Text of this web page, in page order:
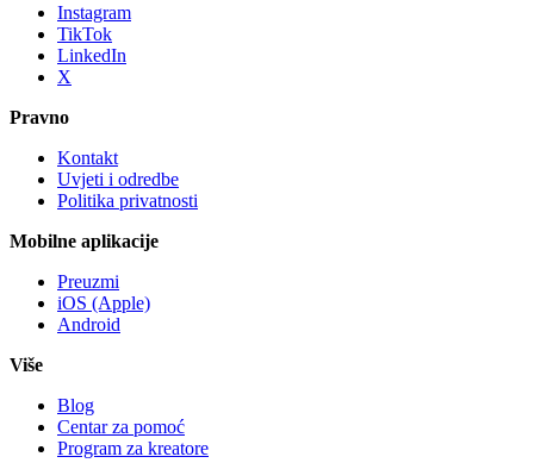
Instagram
TikTok
LinkedIn
X
Pravno
Kontakt
Uvjeti i odredbe
Politika privatnosti
Mobilne aplikacije
Preuzmi
iOS (Apple)
Android
Više
Blog
Centar za pomoć
Program za kreatore